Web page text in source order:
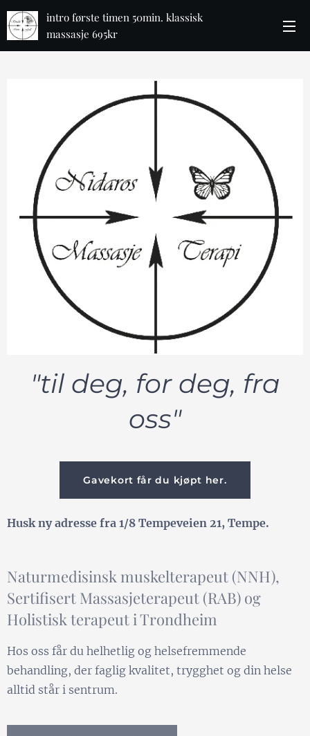
intro første timen 50min. klassisk
massasje 695kr
"til deg, for deg, fra
oss"
Gavekort får du kjøpt her.
Husk ny adresse fra 1/8 Tempeveien 21, Tempe.
Naturmedisinsk muskelterapeut (NNH),
Sertifisert Massasjeterapeut (RAB) og
Holistisk terapeut i Trondheim
Hos oss får du helhetlig og helsefremmende
behandling, der faglig kvalitet, trygghet og din helse
alltid står i sentrum.